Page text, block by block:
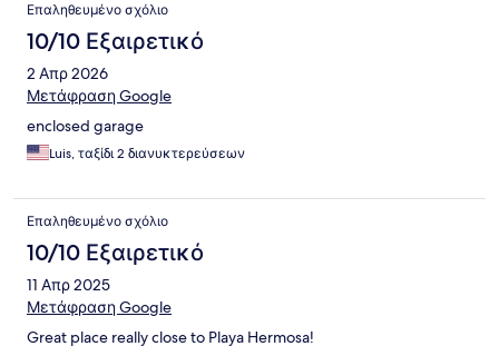
Επαληθευμένο σχόλιο
10/10 Εξαιρετικό
2 Απρ 2026
Μετάφραση Google
enclosed garage
Luis, ταξίδι 2 διανυκτερεύσεων
Επαληθευμένο σχόλιο
10/10 Εξαιρετικό
11 Απρ 2025
Μετάφραση Google
Great place really close to Playa Hermosa!